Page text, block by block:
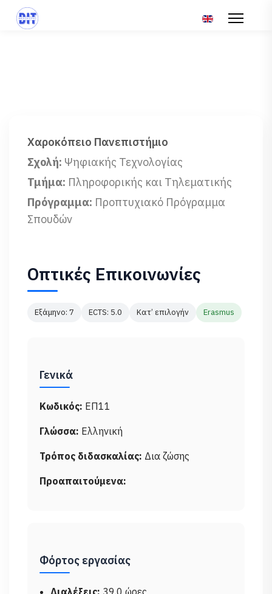
Επιλέξτε τη
Χαροκόπειο Πανεπιστήμιο
Σχολή: Ψηφιακής Τεχνολογίας
Τμήμα: Πληροφορικής και Τηλεματικής
Πρόγραμμα: Προπτυχιακό Πρόγραμμα
Σπουδών
Οπτικές Επικοινωνίες
Εξάμηνο: 7 ECTS: 5.0 Κατ’ επιλογήν Erasmus
Γενικά
Κωδικός: ΕΠ11
Γλώσσα: Ελληνική
Τρόπος διδασκαλίας: Δια ζώσης
Προαπαιτούμενα:
Φόρτος εργασίας
Διαλέξεις: 39.0 ώρες